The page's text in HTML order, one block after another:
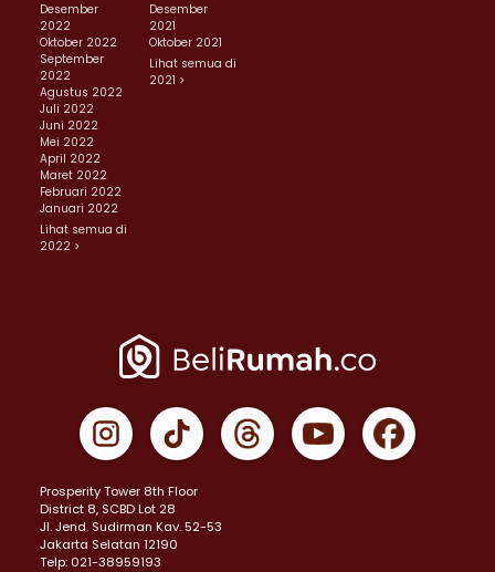
Desember
2022
Oktober 2022
September
2022
Agustus 2022
Juli 2022
Juni 2022
Mei 2022
April 2022
Maret 2022
Februari 2022
Januari 2022
Lihat semua di
2022 >
Desember
2021
Oktober 2021
Lihat semua di
2021 >
Prosperity Tower 8th Floor
District 8, SCBD Lot 28
JI. Jend. Sudirman Kav. 52-53
Jakarta Selatan 12190
Telp: 021-38959193